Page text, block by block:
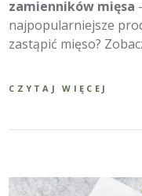
zamienników mięsa
najpopularniejsze
zastąpić mięso?
CZYTAJ WIĘCEJ